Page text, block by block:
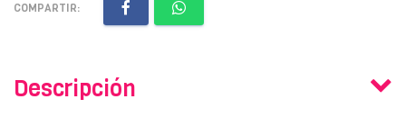
COMPARTIR:
Descripción